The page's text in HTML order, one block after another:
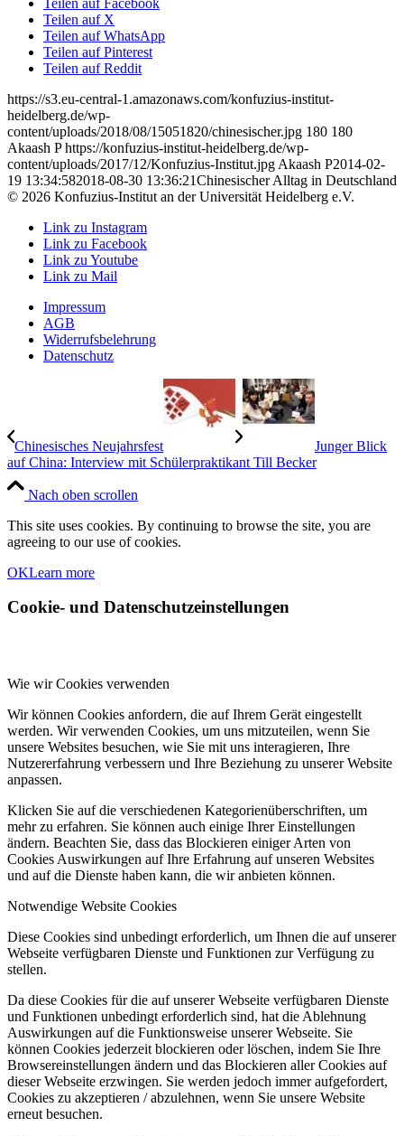
Teilen auf X
Teilen auf WhatsApp
Teilen auf Pinterest
Teilen auf Reddit
https://s3.eu-central-1.amazonaws.com/konfuzius-institut-
heidelberg.de/wp-
content/uploads/2018/08/15051820/chinesischer.jpg 180 180
Akaash P https://konfuzius-institut-heidelberg.de/wp-
content/uploads/2017/12/Konfuzius-Institut.jpg Akaash P2014-02-
19 13:34:582018-08-30 13:36:21Chinesischer Alltag in Deutschland
© 2026 Konfuzius-Institut an der Universität Heidelberg e.V.
Link zu Instagram
Link zu Facebook
Link zu Youtube
Link zu Mail
Impressum
AGB
Widerrufsbelehrung
Datenschutz
Chinesisches Neujahrsfest
Junger Blick
auf China: Interview mit Schülerpraktikant Till Becker
Nach oben scrollen
This site uses cookies. By continuing to browse the site, you are
agreeing to our use of cookies.
OKLearn more
Cookie- und Datenschutzeinstellungen
Wie wir Cookies verwenden
Wir können Cookies anfordern, die auf Ihrem Gerät eingestellt
werden. Wir verwenden Cookies, um uns mitzuteilen, wenn Sie
unsere Websites besuchen, wie Sie mit uns interagieren, Ihre
Nutzererfahrung verbessern und Ihre Beziehung zu unserer Website
anpassen.
Klicken Sie auf die verschiedenen Kategorienüberschriften, um
mehr zu erfahren. Sie können auch einige Ihrer Einstellungen
ändern. Beachten Sie, dass das Blockieren einiger Arten von
Cookies Auswirkungen auf Ihre Erfahrung auf unseren Websites
und auf die Dienste haben kann, die wir anbieten können.
Notwendige Website Cookies
Diese Cookies sind unbedingt erforderlich, um Ihnen die auf unserer
Webseite verfügbaren Dienste und Funktionen zur Verfügung zu
stellen.
Da diese Cookies für die auf unserer Webseite verfügbaren Dienste
und Funktionen unbedingt erforderlich sind, hat die Ablehnung
Auswirkungen auf die Funktionsweise unserer Webseite. Sie
können Cookies jederzeit blockieren oder löschen, indem Sie Ihre
Browsereinstellungen ändern und das Blockieren aller Cookies auf
dieser Webseite erzwingen. Sie werden jedoch immer aufgefordert,
Cookies zu akzeptieren / abzulehnen, wenn Sie unsere Website
erneut besuchen.